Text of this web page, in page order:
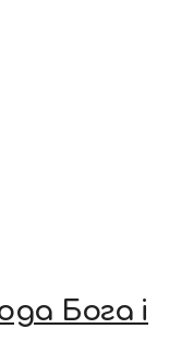
Бога і